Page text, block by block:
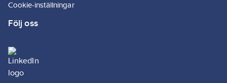
Cookie-inställningar
Följ oss